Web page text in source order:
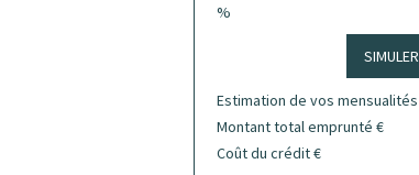
%
SIMULER
Estimation de vos mensualités
Montant total emprunté €
Coût du crédit€